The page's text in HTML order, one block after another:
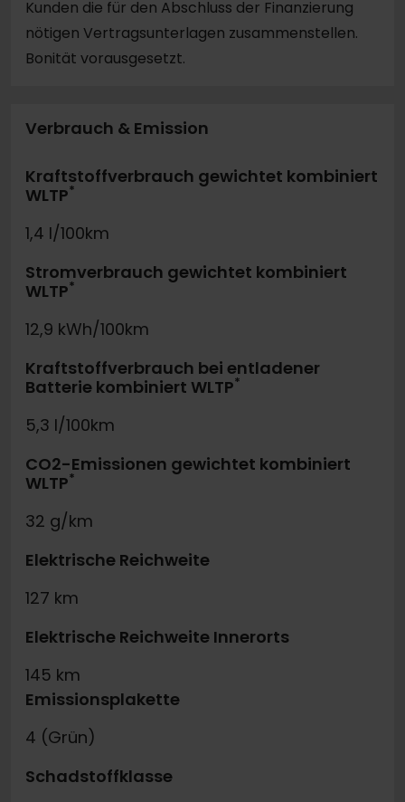
Kunden die für den Abschluss der Finanzierung
nötigen Vertragsunterlagen zusammenstellen.
Bonität vorausgesetzt.
Verbrauch & Emission
Kraftstoffverbrauch gewichtet kombiniert
WLTP*
1,4 l/100km
Stromverbrauch gewichtet kombiniert
WLTP*
12,9 kWh/100km
Kraftstoffverbrauch bei entladener
Batterie kombiniert WLTP*
5,3 l/100km
CO2-Emissionen gewichtet kombiniert
WLTP*
32 g/km
Elektrische Reichweite
127 km
Elektrische Reichweite Innerorts
145 km
Emissionsplakette
4 (Grün)
Schadstoffklasse